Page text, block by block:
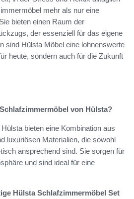
mehr als nur eine
bieten einen Raum der
der essenziell für das eigene
sind Hülsta Möbel eine lohnenswerte
heute, sondern auch für die Zukunft
von Hülsta?
bieten eine Kombination aus
luxuriösen Materialien, die sowohl
ansprechend sind. Sie sorgen für
und sind ideal für eine
Hülsta Schlafzimmermöbel Set